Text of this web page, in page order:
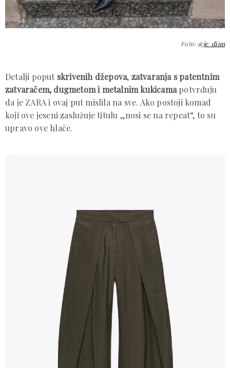
Foto:@je_dinn
Detalji poput skrivenih džepova, zatvaranja s patentnim
zatvaračem, dugmetom i metalnim kukicamapotvrđuju
da je ZARA i ovaj put mislila na sve. Ako postoji komad
koji ove jeseni zaslužuje titulu „nosi se na repeat“, to su
upravo ove hlače.